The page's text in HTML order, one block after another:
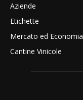
Aziende
Etichette
Mercato ed Economia
Cantine Vinicole